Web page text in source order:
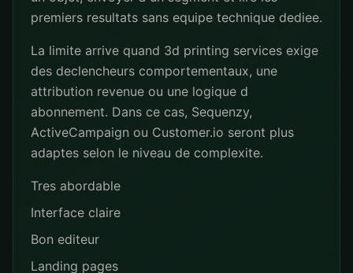
premiers resultats sans equipe technique dediee.
La limite arrive quand 3d printing services exige
des declencheurs comportementaux, une
attribution revenue ou une logique d
abonnement. Dans ce cas, Sequenzy,
ActiveCampaign ou Customer.io seront plus
adaptes selon le niveau de complexite.
Tres abordable
Interface claire
Bon editeur
Landing pages